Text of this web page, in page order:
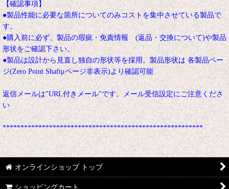
【確認事項】
●製品性能に必要な箇所についてのみコストを集中させている製品で
す。
●購入前に必ず、製品の瑕疵・免責情報 (返品・交換について)や製品
形状をご確認下さい。
●製品は設計から見直し独自の形状等を採用。製品形状は 各製品ペー
ジ(Zero Point Shaftμページ非表示)より確認可能
返信メールは"URL付きメール"です。メール受信設定にご注意くださ
い
********************************************************
オンラインショップ トップ
ショッピングカート